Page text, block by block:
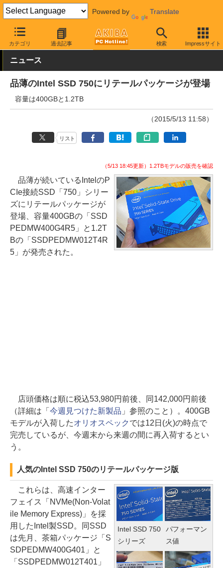
Powered by Translate
カテゴリ 過去記事 検索 Impressサイト
AKIBA PC Hotline! PCパーツ SSD
ニュース
品薄のIntel SSD 750にリテールパッケージが登場
容量は400GBと1.2TB
（2015/5/13 11:58）
リスト
（5/13 18:45更新）1.2TBモデルの販売を確認
品薄が続いているIntelのP
CIe接続SSD「750」シリー
ズにリテールパッケージが
登場、容量400GBの「SSD
PEDMW400G4R5」と1.2T
Bの「SSDPEDMW012T4R
5」が発売された。
店頭価格は順に税込53,980円前後、同142,000円前後
（詳細は「 今週見つけた新製品 」参照のこと）。400GB
モデルが入荷したオリオスペック では12日(火)の時点で
完売しているが、今週末から来週の間に再入荷するとい
う。
人気のIntel SSD 750のリテールパッケージ版
Intel SSD 750
シリーズ
パフォーマン
ス値
これらは、高速インター
フェイス「NVMe(Non-Volat
ile Memory Express)」を採
用したIntel製SSD。同SSD
は先月、茶箱パッケージ「S
SDPEDMW400G401」と
「SSDPEDMW012T401」